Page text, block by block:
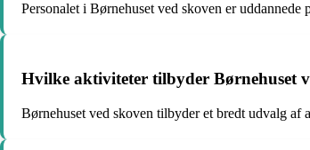
Personalet i Børnehuset ved skoven er
Hvilke aktiviteter tilbyder Børnehuset
Børnehuset ved skoven tilbyder et bredt udvalg